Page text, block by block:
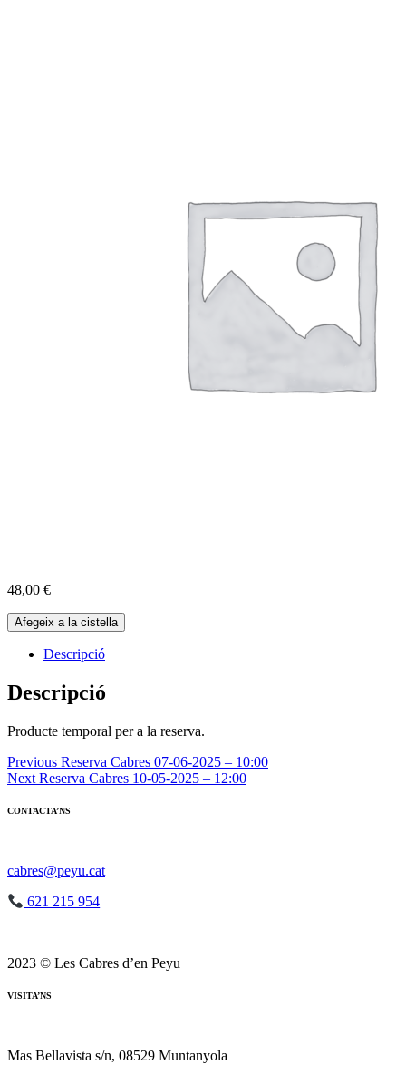
48,00 €
quantitat
de
Reserva
03-
05-
-
Afegeix a la cistella
Descripció
Descripció
Producte temporal per a la reserva.
Navegació
d'entrades
Previous Reserva Cabres 07-06-2025 – 10:00
Next Reserva Cabres 10-05-2025 – 12:00
CONTACTA’NS
cabres@peyu.cat
621 215 954
2023 © Les Cabres d’en Peyu
VISITA’NS
Mas Bellavista s/n, 08529 Muntanyola